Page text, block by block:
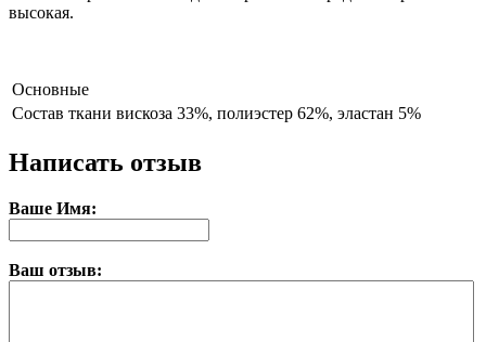
высокая.
Основные
Состав ткани вискоза 33%, полиэстер 62%, эластан 5%
Написать отзыв
Ваше Имя:
Ваш отзыв: